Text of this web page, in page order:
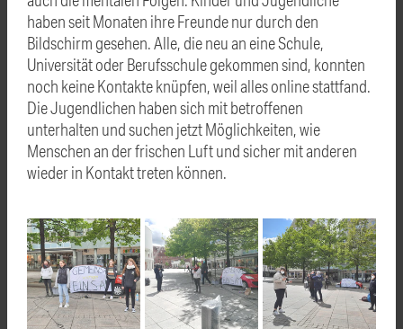
haben seit Monaten ihre Freunde nur durch den
Bildschirm gesehen. Alle, die neu an eine Schule,
Universität oder Berufsschule gekommen sind, konnten
noch keine Kontakte knüpfen, weil alles online stattfand.
Die Jugendlichen haben sich mit betroffenen
unterhalten und suchen jetzt Möglichkeiten, wie
Menschen an der frischen Luft und sicher mit anderen
wieder in Kontakt treten können.